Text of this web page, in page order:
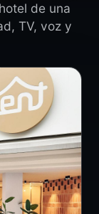
de una
TV, voz y